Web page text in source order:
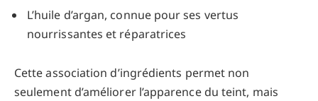
L’huile d’argan, connue pour ses vertus
nourrissantes et réparatrices
Cette association d’ingrédients permet non
seulement d’améliorer l’apparence du teint, mais